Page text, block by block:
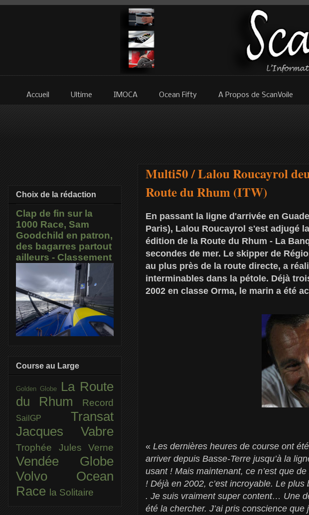
Accueil Ultime IMOCA Ocean Fifty A Propos de ScanVoile
Multi50 / Lalou Roucayrol
Route du Rhum (ITW)
En passant la ligne d'arrivée en
Paris), Lalou Roucayrol s'est adjugé
édition de la Route du Rhum - La
secondes de mer. Le skipper de
au plus près de la route directe, a
interminables dans la pétole. Déjà
2002 en classe Orma, le marin a été
« Les dernières heures de course ont
arriver depuis Basse-Terre jusqu’à la
usant ! Mais maintenant, ce n’est que
! Déjà en 2002, c’est incroyable. Le
. Je suis vraiment super content… Une
été la chercher. J’ai pris conscience
Choix de la rédaction
Clap de fin sur la
1000 Race, Sam
Goodchild en patron,
des bagarres partout
ailleurs - Classement
Course au Large
Golden Globe
La Route
du Rhum
Record
SailGP Transat
Jacques Vabre
Trophée Jules Verne
Vendée Globe
Volvo Ocean
Race la Solitaire